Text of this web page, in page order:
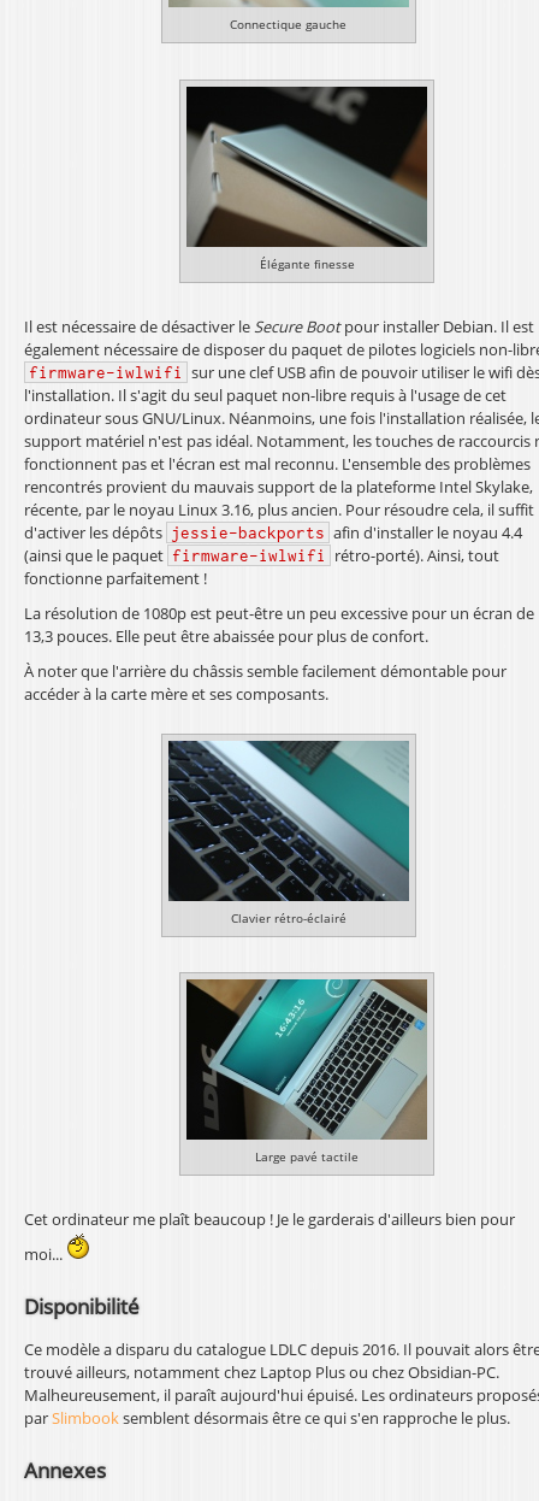
Connectique gauche
Élégante finesse
Il est nécessaire de désactiver le Secure Bootpour installer Debian. Il est
également nécessaire de disposer du paquet de pilotes logiciels non-
firmware-iwlwifi
sur une clef USB afin de pouvoir utiliser le wifi
l'installation. Il s'agit du seul paquet non-libre requis à l'usage de cet
ordinateur sous GNU/Linux. Néanmoins, une fois l'installation réalisée,
support matériel n'est pas idéal. Notamment, les touches de raccourcis
fonctionnent pas et l'écran est mal reconnu. L'ensemble des problèmes
rencontrés provient du mauvais support de la plateforme Intel Skylake,
récente, par le noyau Linux 3.16, plus ancien. Pour résoudre cela, il suffit
d'activer les dépôts jessie-backports afin d'installer le noyau 4.4
(ainsi que le paquet firmware-iwlwifi
rétro-porté). Ainsi, tout
fonctionne parfaitement !
La résolution de 1080p est peut-être un peu excessive pour un écran de
13,3 pouces. Elle peut être abaissée pour plus de confort.
À noter que l'arrière du châssis semble facilement démontable pour
accéder à la carte mère et ses composants.
Clavier rétro-éclairé
Large pavé tactile
Cet ordinateur me plaît beaucoup ! Je le garderais d'ailleurs bien pour
moi...
Disponibilité
Ce modèle a disparu du catalogue LDLC depuis 2016. Il pouvait alors
trouvé ailleurs, notamment chez Laptop Plus ou chez Obsidian-PC.
Malheureusement, il paraît aujourd'hui épuisé. Les ordinateurs
parSlimbooksemblent désormais être ce qui s'en rapproche le plus.
Annexes